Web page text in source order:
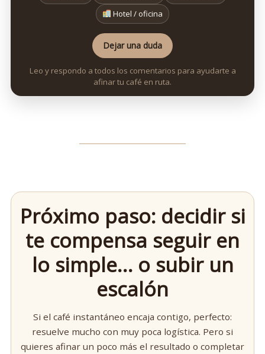
Hotel / oficina
Dejar una duda
Leo y respondo a todos los comentarios para ayudarte a
afinar tu café en ruta.
Próximo paso: decidir si
te compensa seguir en
lo simple… o subir un
escalón
Si el café instantáneo encaja contigo, perfecto:
resuelve mucho con muy poca logística. Pero si
quieres afinar un poco más el resultado o completar